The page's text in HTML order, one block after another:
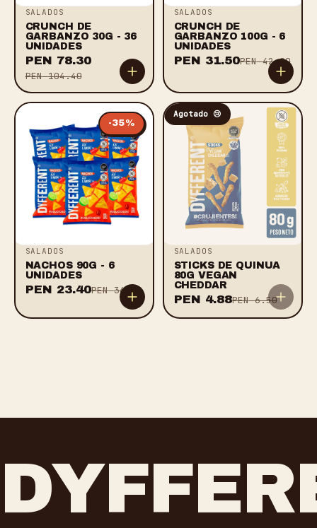
SALADOS
CRUNCH DE
GARBANZO 30G - 36
UNIDADES
PEN 78.30
PEN 104.40
SALADOS
CRUNCH DE
GARBANZO 100G - 6
UNIDADES
PEN 31.50PEN 42.00
-35%
SALADOS
NACHOS 90G - 6
UNIDADES
PEN 23.40PEN 36.00
Agotado 😢
SALADOS
STICKS DE QUINUA
80G VEGAN
CHEDDAR
PEN 4.88PEN 6.50